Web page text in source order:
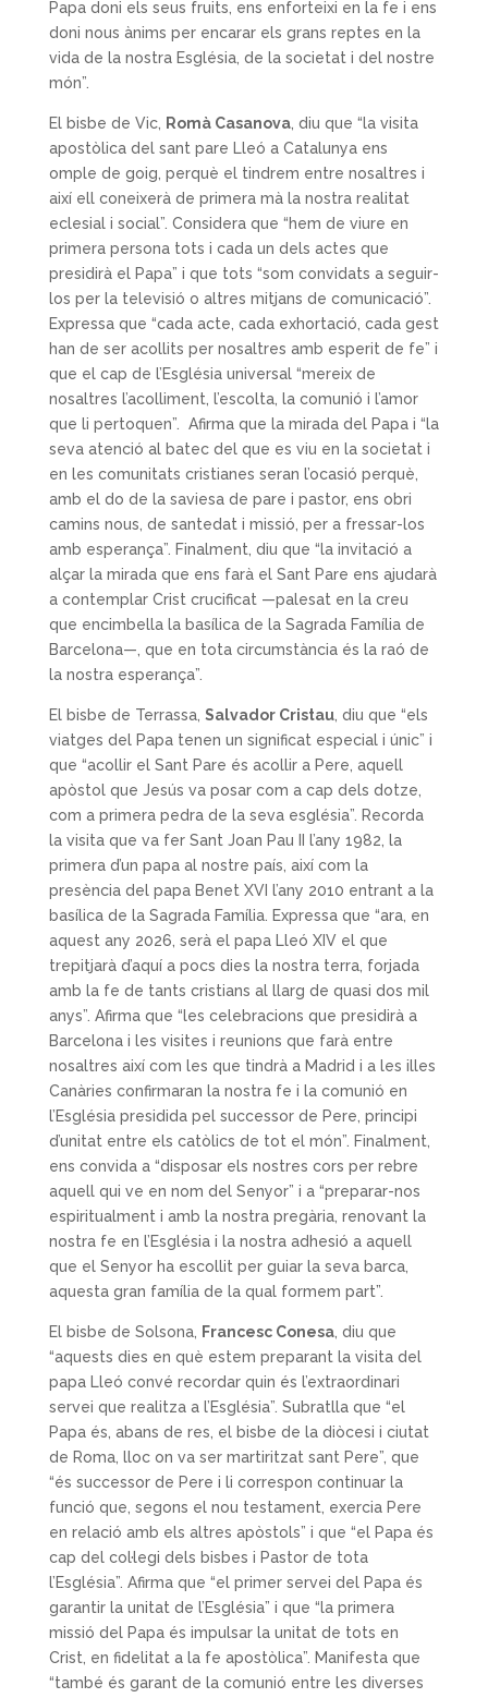
Papa doni els seus fruits, ens enforteixi en la fe i ens
doni nous ànims per encarar els grans reptes en la
vida de la nostra Església, de la societat i del nostre
món”.
El bisbe de Vic, Romà Casanova, diu que “la visita
apostòlica del sant pare Lleó a Catalunya ens
omple de goig, perquè el tindrem entre nosaltres i
així ell coneixerà de primera mà la nostra realitat
eclesial i social”. Considera que “hem de viure en
primera persona tots i cada un dels actes que
presidirà el Papa” i que tots “som convidats a seguir-
los per la televisió o altres mitjans de comunicació”.
Expressa que “cada acte, cada exhortació, cada gest
han de ser acollits per nosaltres amb esperit de fe” i
que el cap de l’Església universal “mereix de
nosaltres l’acolliment, l’escolta, la comunió i l’amor
que li pertoquen”. Afirma que la mirada del Papa i “la
seva atenció al batec del que es viu en la societat i
en les comunitats cristianes seran l’ocasió perquè,
amb el do de la saviesa de pare i pastor, ens obri
camins nous, de santedat i missió, per a fressar-los
amb esperança”. Finalment, diu que “la invitació a
alçar la mirada que ens farà el Sant Pare ens ajudarà
a contemplar Crist crucificat —palesat en la creu
que encimbella la basílica de la Sagrada Família de
Barcelona—, que en tota circumstància és la raó de
la nostra esperança”.
El bisbe de Terrassa, Salvador Cristau, diu que “els
viatges del Papa tenen un significat especial i únic” i
que “acollir el Sant Pare és acollir a Pere, aquell
apòstol que Jesús va posar com a cap dels dotze,
com a primera pedra de la seva església”. Recorda
la visita que va fer Sant Joan Pau II l’any 1982, la
primera d’un papa al nostre país, així com la
presència del papa Benet XVI l’any 2010 entrant a la
basílica de la Sagrada Família. Expressa que “ara, en
aquest any 2026, serà el papa Lleó XIV el que
trepitjarà d’aquí a pocs dies la nostra terra, forjada
amb la fe de tants cristians al llarg de quasi dos mil
anys”. Afirma que “les celebracions que presidirà a
Barcelona i les visites i reunions que farà entre
nosaltres així com les que tindrà a Madrid i a les illes
Canàries confirmaran la nostra fe i la comunió en
l’Església presidida pel successor de Pere, principi
d’unitat entre els catòlics de tot el món”. Finalment,
ens convida a “disposar els nostres cors per rebre
aquell qui ve en nom del Senyor” i a “preparar-nos
espiritualment i amb la nostra pregària, renovant la
nostra fe en l’Església i la nostra adhesió a aquell
que el Senyor ha escollit per guiar la seva barca,
aquesta gran família de la qual formem part”.
El bisbe de Solsona, Francesc Conesa, diu que
“aquests dies en què estem preparant la visita del
papa Lleó convé recordar quin és l’extraordinari
servei que realitza a l’Església”. Subratlla que “el
Papa és, abans de res, el bisbe de la diòcesi i ciutat
de Roma, lloc on va ser martiritzat sant Pere”, que
“és successor de Pere i li correspon continuar la
funció que, segons el nou testament, exercia Pere
en relació amb els altres apòstols” i que “el Papa és
cap del col·legi dels bisbes i Pastor de tota
l’Església”. Afirma que “el primer servei del Papa és
garantir la unitat de l’Església” i que “la primera
missió del Papa és impulsar la unitat de tots en
Crist, en fidelitat a la fe apostòlica”. Manifesta que
“també és garant de la comunió entre les diverses